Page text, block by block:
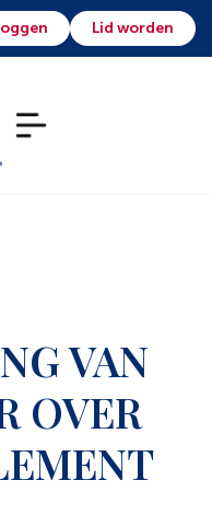
Lid worden
VAN
OVER